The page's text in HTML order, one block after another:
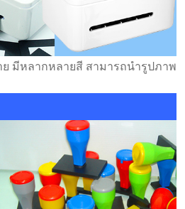
ย มีหลากหลายสี สามารถนำรูปภาพ